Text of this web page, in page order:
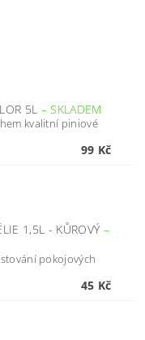
5L – SKLADEM
kvalitní piniové
99 Kč
1,5L - KŮROVÝ –
pokojových
45 Kč